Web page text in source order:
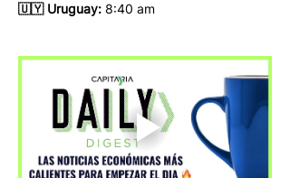
🇺🇾 Uruguay: 8:40 am